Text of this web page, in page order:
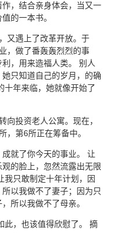
，结合亲身体会，当又一
的一本书。
又遇上了改革开放。于
，做了番轰轰烈烈的事
，用来造福人类。 别人
只知道自己的岁月，的确
十年来临，她就像开始了
向投资老人公寓。现在，
，第6所正在筹备中。
就了你今天的事业。 让
的脸上，忽然流露出无限
我只敢制定十年计划，因
以我做不了妻子；因为只
所以我做不了母亲。
，也该值得欣慰了。 摘